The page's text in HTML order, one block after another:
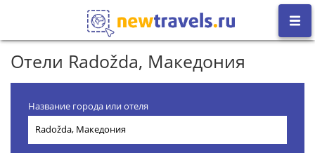
Отели Radožda, Македония
Название города или отеля